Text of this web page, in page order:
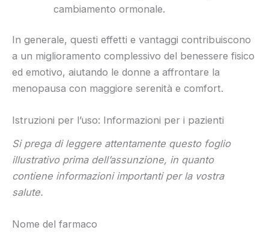
cambiamento ormonale.
In generale, questi effetti e vantaggi contribuiscono
a un miglioramento complessivo del benessere fisico
ed emotivo, aiutando le donne a affrontare la
menopausa con maggiore serenità e comfort.
Istruzioni per l’uso: Informazioni per i pazienti
Si prega di leggere attentamente questo foglio
illustrativo prima dell’assunzione, in quanto
contiene informazioni importanti per la vostra
salute.
Nome del farmaco